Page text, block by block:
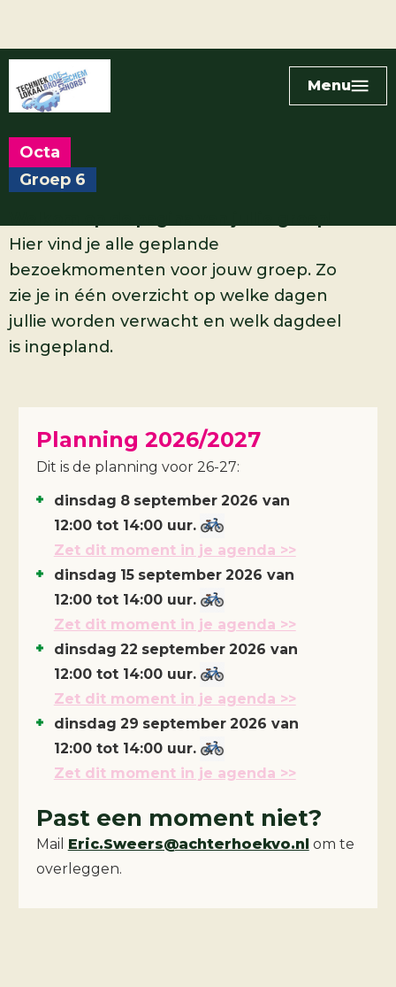
Menu
Octa
Groep 6
Hier vind je alle geplande
bezoekmomenten voor jouw groep. Zo
zie je in één overzicht op welke dagen
jullie worden verwacht en welk dagdeel
is ingepland.
Planning 2026/2027
Dit is de planning voor 26-27:
dinsdag 8 september 2026 van
12:00 tot 14:00 uur.
Zet dit moment in je agenda >>
dinsdag 15 september 2026 van
12:00 tot 14:00 uur.
Zet dit moment in je agenda >>
dinsdag 22 september 2026 van
12:00 tot 14:00 uur.
Zet dit moment in je agenda >>
dinsdag 29 september 2026 van
12:00 tot 14:00 uur.
Zet dit moment in je agenda >>
Past een moment niet?
Mail Eric.Sweers@achterhoekvo.nl om te
overleggen.